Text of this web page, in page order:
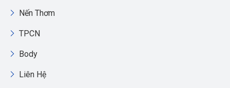
Nến Thơm
TPCN
Body
Liên Hệ